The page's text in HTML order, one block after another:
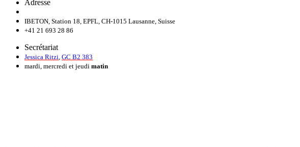
Adresse
IBETON, Station 18, EPFL, CH-1015 Lausanne, Suisse
+41 21 693 28 86
Secrétariat
Jessica Ritzi GC B2 383
mardi, mercredi et jeudi matin